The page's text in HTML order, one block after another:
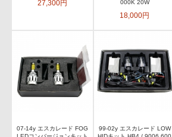
27,300円
000K 20W
18,000円
07-14y エスカレード FOG
99-02y エスカレード LOW